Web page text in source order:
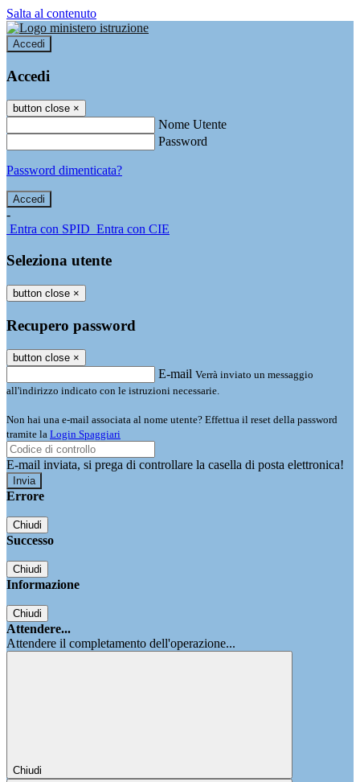
Salta al contenuto
Accedi
Accedi
button close ×
Nome Utente
Password
Password dimenticata?
-
Entra con SPID Entra con CIE
Seleziona utente
button close ×
Recupero password
button close ×
E-mail Verrà inviato un messaggio
all'indirizzo indicato con le istruzioni necessarie.
Non hai una e-mail associata al nome utente? Effettua il reset della password
tramite la Login Spaggiari
E-mail inviata, si prega di controllare la casella di posta elettronica!
Errore
Chiudi
Successo
Chiudi
Informazione
Chiudi
Attendere...
Attendere il completamento dell'operazione...
Chiudi